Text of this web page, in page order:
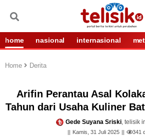
home nasional internasional
Home Derita
Arifin Perantau Asal
Tahun dari Usaha Kuliner
Gede Suyana Sriski, telisik
Kamis, 31 Juli 2025 341